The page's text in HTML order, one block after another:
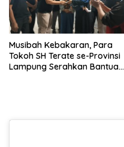
Musibah Kebakaran, Para
Tokoh SH Terate se-Provinsi
Lampung Serahkan Bantuan